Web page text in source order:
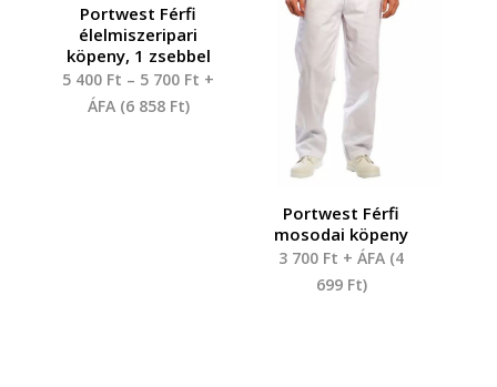
Portwest Férfi
élelmiszeripari
köpeny, 1 zsebbel
5 400 Ft – 5 700 Ft +
ÁFA (6 858 Ft)
Portwest Férfi
mosodai köpeny
3 700 Ft + ÁFA (4
699 Ft)